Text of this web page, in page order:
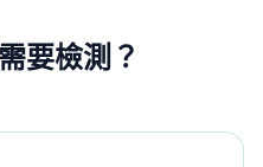
要檢測？